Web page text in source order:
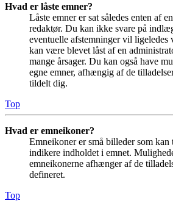
Hvad er låste emner?
Låste emner er sat således enten af
redaktør. Du kan ikke svare på
eventuelle afstemninger vil ligeledes
kan være blevet låst af en
mange årsager. Du kan også have
egne emner, afhængig af de
tildelt dig.
Top
Hvad er emneikoner?
Emneikoner er små billeder som
indikere indholdet i emnet.
emneikonerne afhænger af de
defineret.
Top